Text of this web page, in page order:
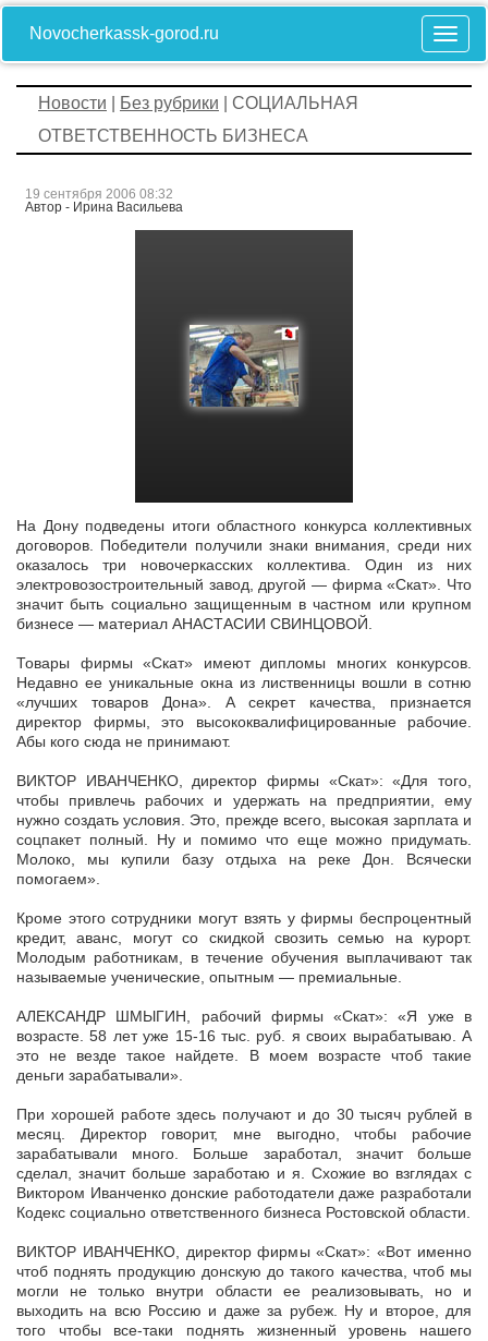
Novocherkassk-gorod.ru
Новости Без рубрики | СОЦИАЛЬНАЯ
ОТВЕТСТВЕННОСТЬ БИЗНЕСА
19 сентября 2006 08:32
Автор - Ирина Васильева
На Дону подведены итоги областного конкурса коллективных
договоров. Победители получили знаки внимания, среди них
оказалось три новочеркасских коллектива. Один из них
электровозостроительный завод,
другой — фирма «Скат». Что
значит быть социально защищенным в частном или крупном
бизнесе — материал АНАСТАСИИ СВИНЦОВОЙ.
Товары фирмы «Скат» имеют дипломы многих конкурсов.
Недавно ее уникальные окна из лиственницы вошли в сотню
«лучших товаров Дона». А секрет качества, признается
директор фирмы, это высококвалифицированные рабочие.
Абы кого сюда не принимают.
ВИКТОР ИВАНЧЕНКО, директор фирмы «Скат»: «Для того,
чтобы привлечь рабочих и удержать на предприятии, ему
нужно создать условия. Это, прежде всего, высокая зарплата и
соцпакет полный. Ну и помимо что еще можно придумать.
Молоко, мы купили базу отдыха на реке Дон. Всячески
помогаем».
Кроме этого сотрудники могут взять у фирмы беспроцентный
кредит, аванс, могут со скидкой свозить семью на курорт.
Молодым работникам, в течение обучения выплачивают так
называемые ученические, опытным — премиальные.
АЛЕКСАНДР ШМЫГИН, рабочий фирмы «Скат»: «Я уже в
возрасте. 58 лет уже 15-16 тыс. руб. я своих вырабатываю. А
это не везде такое найдете. В моем возрасте чтоб такие
деньги зарабатывали».
При хорошей работе здесь получают и до 30 тысяч рублей в
месяц. Директор говорит, мне выгодно, чтобы рабочие
зарабатывали много. Больше заработал, значит больше
сделал, значит больше заработаю и я. Схожие во взглядах с
Виктором Иванченко донские работодатели даже разработали
Кодекс социально ответственного бизнеса Ростовской области.
ВИКТОР ИВАНЧЕНКО, директор фирмы «Скат»: «Вот именно
чтоб поднять продукцию донскую до такого качества, чтоб мы
могли не только внутри области ее реализовывать, но и
выходить на всю Россию и даже за рубеж. Ну и второе, для
того чтобы все-таки поднять жизненный уровень нашего